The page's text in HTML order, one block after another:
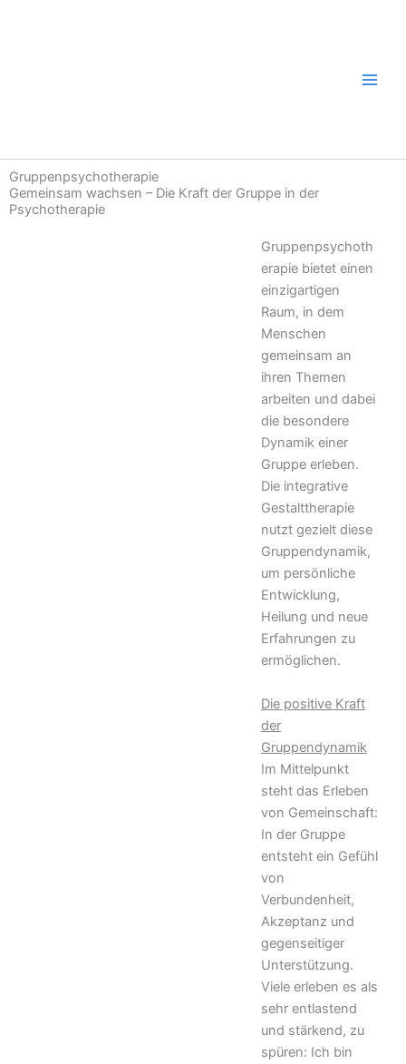
Gruppenpsychotherapie
Gemeinsam wachsen – Die Kraft der Gruppe in der
Psychotherapie
Gruppenpsychoth
erapie bietet einen
einzigartigen
Raum, in dem
Menschen
gemeinsam an
ihren Themen
arbeiten und dabei
die besondere
Dynamik einer
Gruppe erleben.
Die integrative
Gestalttherapie
nutzt gezielt diese
Gruppendynamik,
um persönliche
Entwicklung,
Heilung und neue
Erfahrungen zu
ermöglichen.
Die positive Kraft
der
Gruppendynamik
Im Mittelpunkt
steht das Erleben
von Gemeinschaft:
In der Gruppe
entsteht ein Gefühl
von
Verbundenheit,
Akzeptanz und
gegenseitiger
Unterstützung.
Viele erleben es als
sehr entlastend
und stärkend, zu
spüren: Ich bin